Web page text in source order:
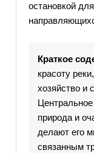
остановкой
Краткое
красоту
хозяйство и
природа и
делают его
связанным